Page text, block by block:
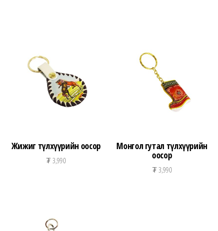
Жижиг түлхүүрийн оосор
₮3,990
Монгол гутал түлхүүрийн
оосор
₮3,990